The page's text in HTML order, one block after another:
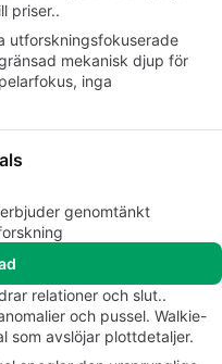
priser..
utforskningsfokuserade
mekanisk djup för
inga
genomtänkt
relationer och slut..
och pussel. Walkie-
som avslöjar plottdetaljer.